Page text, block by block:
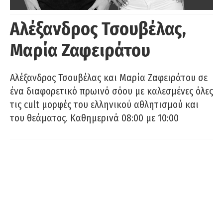
Αλέξανδρος Τσουβέλας,
Μαρία Ζαφειράτου
Αλέξανδρος Τσουβέλας και Μαρία Ζαφειράτου σε
ένα διαφορετικό πρωινό σόου με καλεσμένες όλες
τις cult μορφές του ελληνικού αθλητισμού και
του θεάματος. Καθημερινά 08:00 με 10:00